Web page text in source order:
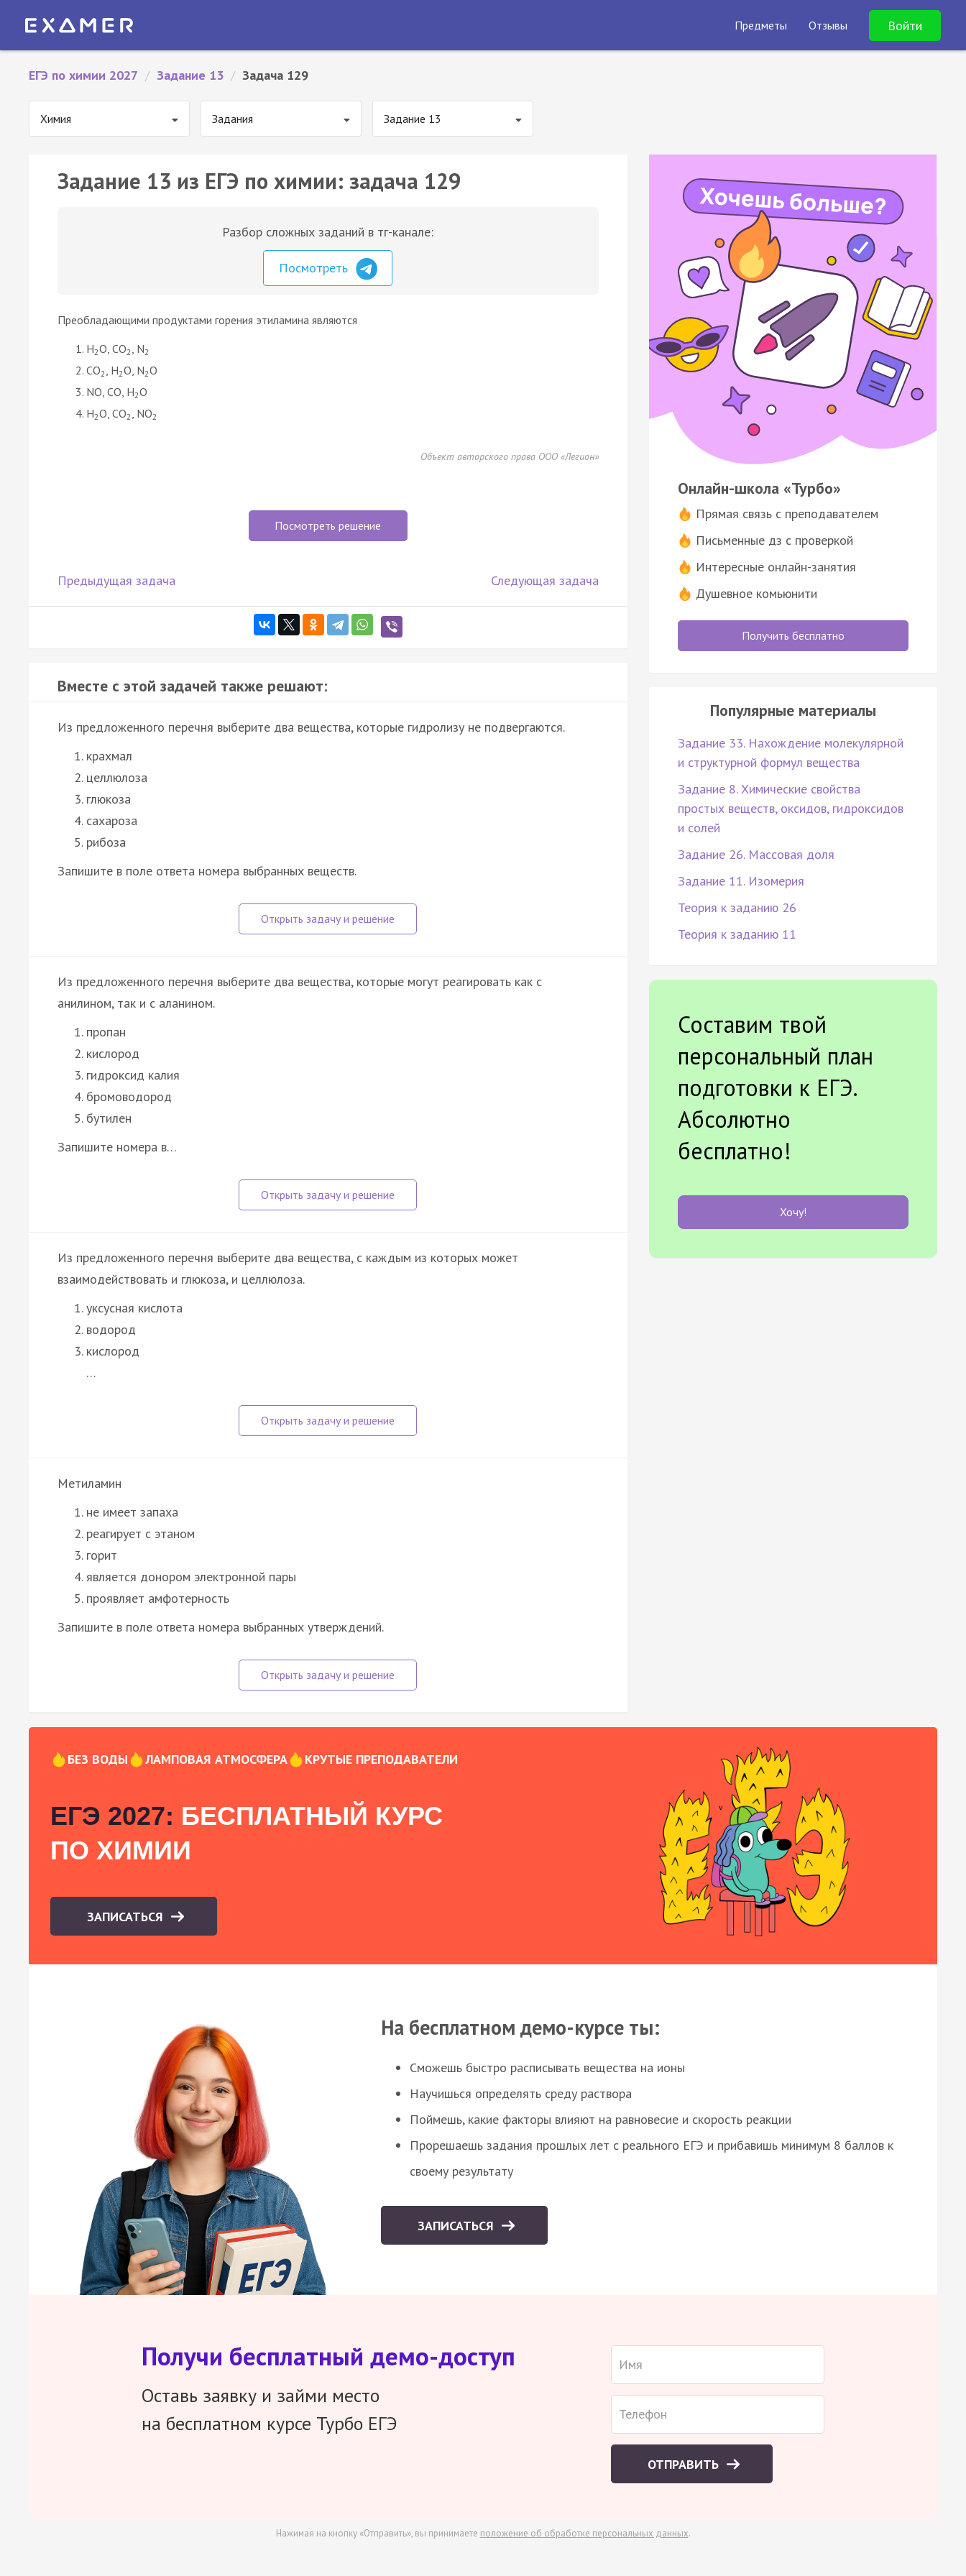
Предметы Отзывы Войти
ЕГЭ по химии 2027 / Задание 13 / Задача 129
Химия Задания Задание 13
Задание 13 из ЕГЭ по химии: задача 129
Разбор сложных заданий в тг-канале:
Посмотреть
Преобладающими продуктами горения этиламина являются
H2O, CO2 , N2
CO2 , H2O, N2O
NO, CO, H2O
H2O, CO2 , NO2
Объект авторского права ООО «Легион»
Посмотреть решение
Предыдущая задача Следующая задача
Вместе с этой задачей также решают:
Из предложенного перечня выберите два вещества, которые гидролизу не подвергаются.
крахмал
целлюлоза
глюкоза
сахароза
рибоза
Запишите в поле ответа номера выбранных веществ.
Из предложенного перечня выберите два вещества, которые могут реагировать как с
анилином, так и с аланином.
пропан
кислород
гидроксид калия
бромоводород
бутилен
Запишите номера в…
Из предложенного перечня выберите два вещества, с каждым из которых может
взаимодействовать и глюкоза, и целлюлоза.
уксусная кислота
водород
кислород
…
Метиламин
не имеет запаха
реагирует с этаном
горит
является донором электронной пары
проявляет амфотерность
Запишите в поле ответа номера выбранных утверждений.
Онлайн-школа «Турбо»
Прямая связь с преподавателем
Письменные дз с проверкой
Интересные онлайн-занятия
Душевное комьюнити
Получить бесплатно
Популярные материалы
Задание 33. Нахождение молекулярной
и структурной формул вещества
Задание 8. Химические свойства
простых веществ, оксидов, гидроксидов
и солей
Задание 26. Массовая доля
Задание 11. Изомерия
Теория к заданию 26
Теория к заданию 11
Составим твой
персональный план
подготовки к ЕГЭ.
Абсолютно
бесплатно!
Хочу!
БЕЗ ВОДЫ ЛАМПОВАЯ АТМОСФЕРА КРУТЫЕ ПРЕПОДАВАТЕЛИ
ЕГЭ 2027: БЕСПЛАТНЫЙ КУРС
ПО ХИМИИ
ЗАПИСАТЬСЯ
На бесплатном демо-курсе ты:
Сможешь быстро расписывать вещества на ионы
Научишься определять среду раствора
Поймешь, какие факторы влияют на равновесие и скорость реакции
Прорешаешь задания прошлых лет с реального ЕГЭ и прибавишь минимум 8 баллов к
своему результату
ЗАПИСАТЬСЯ
Получи бесплатный демо-доступ
Оставь заявку и займи место
на бесплатном курсе Турбо ЕГЭ
ОТПРАВИТЬ
Нажимая на кнопку «Отправить», вы принимаете положение об обработке персональных данных.